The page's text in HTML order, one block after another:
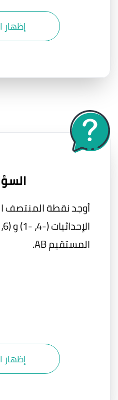
إظهار
أوجد نقطة المنتصف
المستقيم AB.
إظهار